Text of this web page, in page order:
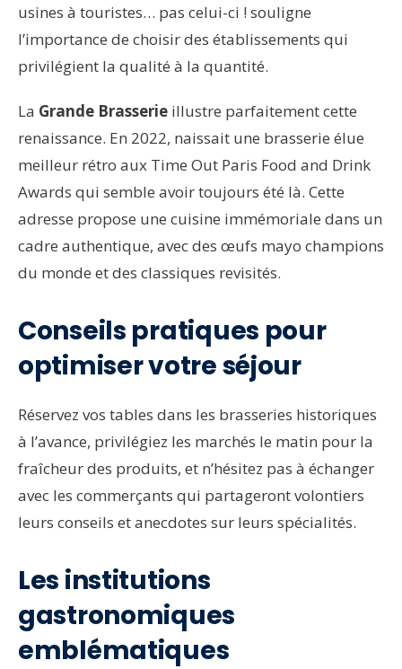
usines à touristes… pas celui-ci ! souligne
l’importance de choisir des établissements qui
privilégient la qualité à la quantité.
La Grande Brasserie illustre parfaitement cette
renaissance. En 2022, naissait une brasserie élue
meilleur rétro aux Time Out Paris Food and Drink
Awards qui semble avoir toujours été là. Cette
adresse propose une cuisine immémoriale dans un
cadre authentique, avec des œufs mayo champions
du monde et des classiques revisités.
Conseils pratiques pour
optimiser votre séjour
Réservez vos tables dans les brasseries historiques
à l’avance, privilégiez les marchés le matin pour la
fraîcheur des produits, et n’hésitez pas à échanger
avec les commerçants qui partageront volontiers
leurs conseils et anecdotes sur leurs spécialités.
Les institutions
gastronomiques
emblématiques